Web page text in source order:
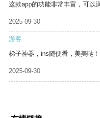
这款app的功能非常丰富，可以
2025-09-30
游客
梯子神器，ins随便看，美美哒！
2025-09-30